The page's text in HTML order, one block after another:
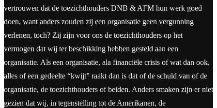
vertrouwen dat de toezichthouders DNB & AFM hun werk goed
doen, want anders zouden zij een organisatie geen vergunning
verlenen, toch? Zij zijn voor ons de toezichthouders op het
vermogen dat wij ter beschikking hebben gesteld aan een
organisatie. Als een organisatie, ala financiële crisis of wat dan ook,
alles of een gedeelte “kwijt” raakt dan is dat of de schuld van of de
organisatie, de toezichthouders of beiden. Anders smaken zijn er niet
gezien dat wij, in tegenstelling tot de Amerikanen, de